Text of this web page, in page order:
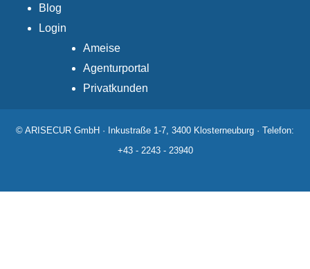
Blog
Login
Ameise
Agenturportal
Privatkunden
© ARISECUR GmbH · Inkustraße 1-7, 3400 Klosterneuburg · Telefon:
+43 - 2243 - 23940